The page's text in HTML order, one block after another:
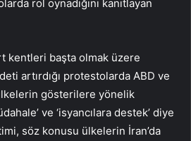
rol oynadığını kanıtlayan
kentleri başta olmak üzere
artırdığı protestolarda ABD ve
ülkelerin gösterilere yönelik
ve ‘isyancılara destek’ diye
söz konusu ülkelerin İran’da